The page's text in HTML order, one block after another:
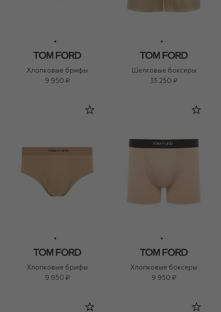
Хлопковые брифы
9 950 ₽
Шелковые боксеры
33 250 ₽
Хлопковые брифы
9 950 ₽
Хлопковые боксеры
9 950 ₽